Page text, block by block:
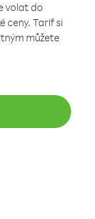
volat do
ceny. Tarif si
můžete